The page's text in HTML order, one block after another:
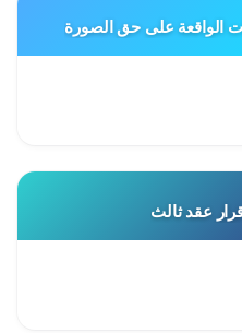
الواقعة على حق الصورة
عقد ثالث